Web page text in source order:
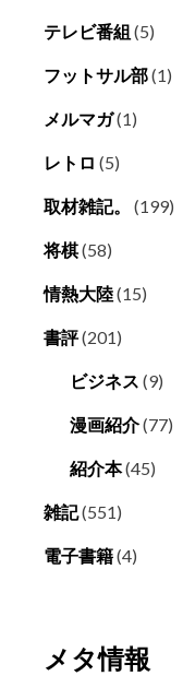
テレビ番組 (5)
フットサル部(1)
メルマガ(1)
レトロ (5)
取材雑記。 (199)
将棋(58)
情熱大陸(15)
書評(201)
ビジネス (9)
漫画紹介(77)
紹介本(45)
雑記(551)
電子書籍(4)
メタ情報